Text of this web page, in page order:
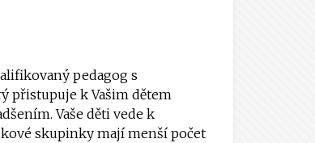
pedagog s
přistupuje k Vašim dětem
Vaše děti vede k
skupinky mají menší počet